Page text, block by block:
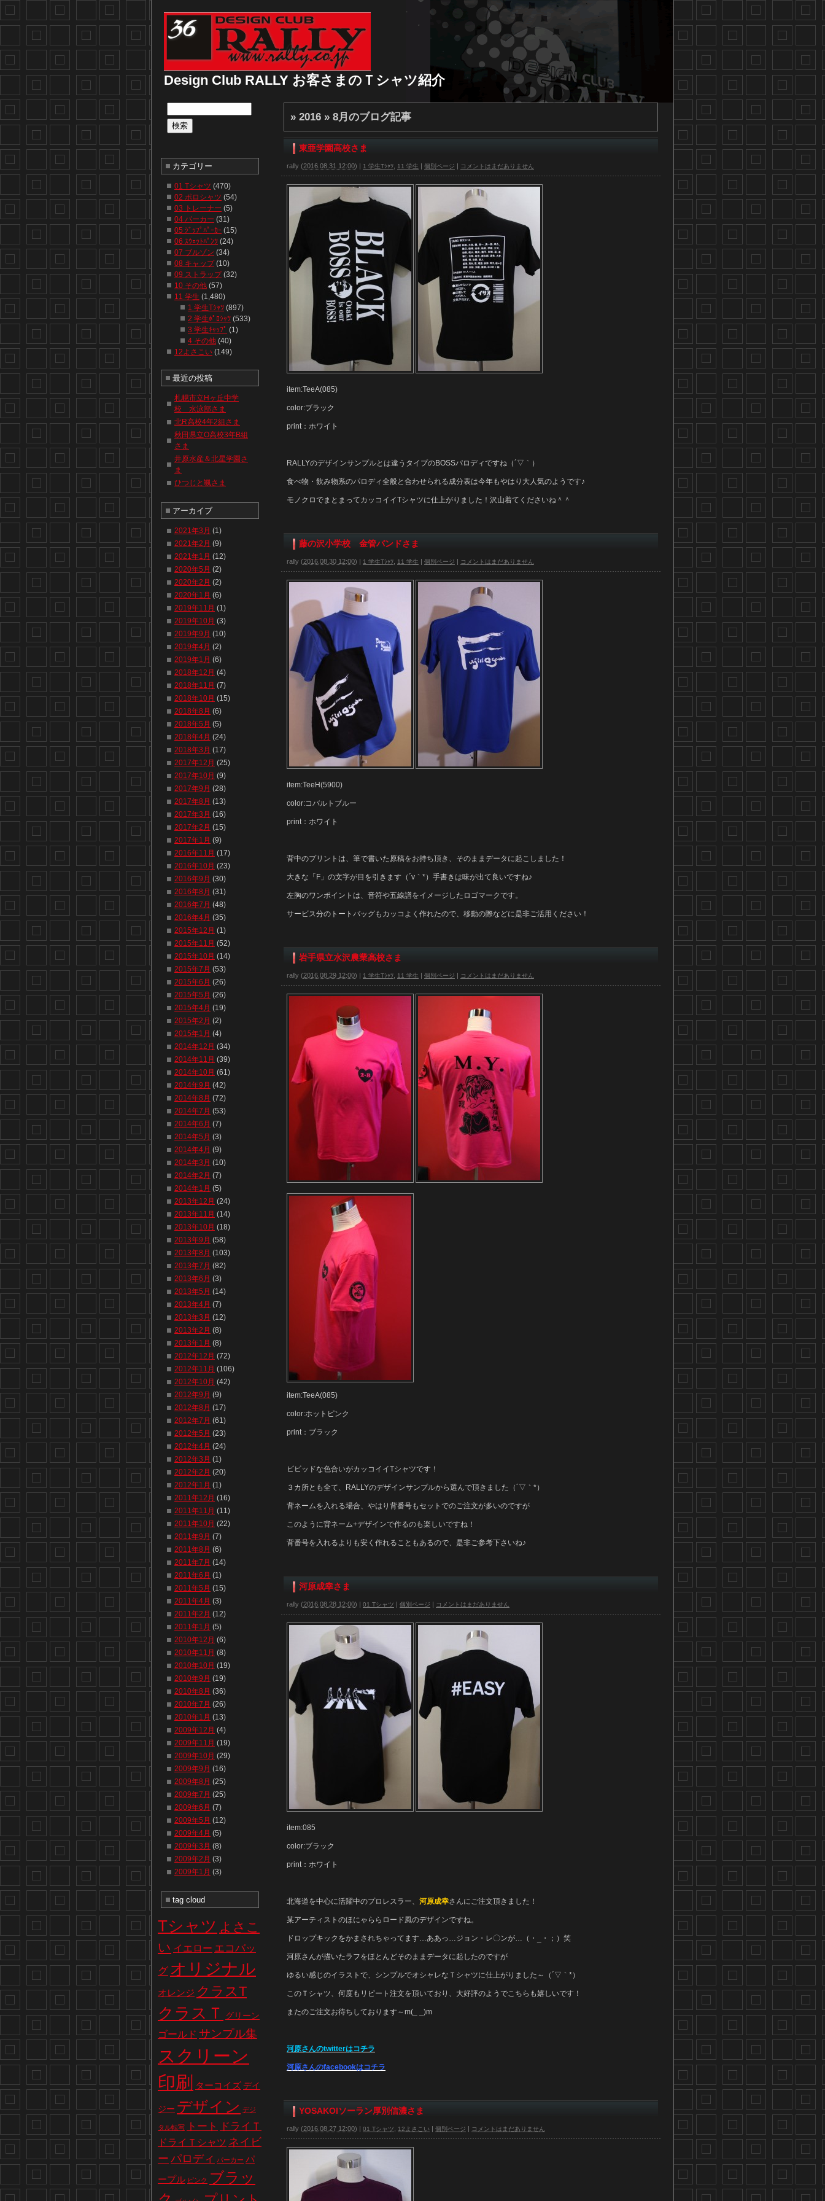
Design Club RALLY お客さまのＴシャツ紹介
» 2016 » 8月 のブログ記事
東亜学園高校さま
rally (2016.08.31 12:00) | 1 学生Tｼｬﾂ 11 学生 | 個別ページ | コメントはまだありません
item:TeeA(085)
color:ブラック
print：ホワイト
RALLYのデザインサンプルとは違うタイプのBOSSパロディですね（´▽｀）
食べ物・飲み物系のパロディ全般と合わせられる成分表は今年もやはり大人気のようです♪
モノクロでまとまってカッコイイTシャツに仕上がりました！沢山着てくださいね＾＾
藤の沢小学校 金管バンドさま
rally (2016.08.30 12:00) | 1 学生Tｼｬﾂ 11 学生 | 個別ページ | コメントはまだありません
item:TeeH(5900)
color:コバルトブルー
print：ホワイト
背中のプリントは、筆で書いた原稿をお持ち頂き、そのままデータに起こしました！
大きな「F」の文字が目を引きます（´v｀*）手書きは味が出て良いですね♪
左胸のワンポイントは、音符や五線譜をイメージしたロゴマークです。
サービス分のトートバッグもカッコよく作れたので、移動の際などに是非ご活用ください！
岩手県立水沢農業高校さま
rally (2016.08.29 12:00) | 1 学生Tｼｬﾂ 11 学生 | 個別ページ | コメントはまだありません
item:TeeA(085)
color:ホットピンク
print：ブラック
ビビッドな色合いがカッコイイTシャツです！
３カ所とも全て、RALLYのデザインサンプルから選んで頂きました（´▽｀*）
背ネームを入れる場合、やはり背番号もセットでのご注文が多いのですが
このように背ネーム+デザインで作るのも楽しいですね！
背番号を入れるよりも安く作れることもあるので、是非ご参考下さいね♪
河原成幸さま
rally (2016.08.28 12:00) | 01 Tシャツ | 個別ページ | コメントはまだありません
item:085
color:ブラック
print：ホワイト
北海道を中心に活躍中のプロレスラー、 河原成幸さんにご注文頂きました！
某アーティストのほにゃららロード風のデザインですね。
ドロップキックをかまされちゃってます…ああっ…ジョン・レ〇ンが…（・_・；）笑
河原さんが描いたラフをほとんどそのままデータに起したのですが
ゆるい感じのイラストで、シンプルでオシャレなＴシャツに仕上がりました～（´▽｀*）
このＴシャツ、何度もリピート注文を頂いており、大好評のようでこちらも嬉しいです！
またのご注文お待ちしております～m(_ _)m
河原さんのtwitterはコチラ
河原さんのfacebookはコチラ
YOSAKOIソーラン厚別信濃さま
rally (2016.08.27 12:00) | 01 Tシャツ 12よさこい | 個別ページ | コメントはまだありません
カテゴリー
01 Tシャツ (470)
02 ポロシャツ (54)
03 トレーナー (5)
04 パーカー (31)
05 ｼﾞｯﾌﾟﾊﾟｰｶｰ (15)
06 ｽｳｪｯﾄﾊﾟﾝﾂ (24)
07 ブルゾン (34)
08 キャップ(10)
09 ストラップ(32)
10 その他 (57)
11 学生 (1,480)
1 学生Tｼｬﾂ (897)
2 学生ﾎﾟﾛｼｬﾂ (533)
3 学生ｷｬｯﾌﾟ (1)
4 その他 (40)
12よさこい (149)
最近の投稿
札幌市立Hヶ丘中学
校 水泳部さま
北R高校4年2組さま
秋田県立O高校3年B組
さま
井原水産＆北星学園さ
ま
ひつじと颯さま
アーカイブ
2021年3月 (1)
2021年2月 (9)
2021年1月 (12)
2020年5月 (2)
2020年2月 (2)
2020年1月 (6)
2019年11月 (1)
2019年10月 (3)
2019年9月 (10)
2019年4月 (2)
2019年1月 (6)
2018年12月 (4)
2018年11月 (7)
2018年10月 (15)
2018年8月 (6)
2018年5月 (5)
2018年4月 (24)
2018年3月 (17)
2017年12月 (25)
2017年10月 (9)
2017年9月 (28)
2017年8月 (13)
2017年3月 (16)
2017年2月 (15)
2017年1月 (9)
2016年11月 (17)
2016年10月 (23)
2016年9月 (30)
2016年8月 (31)
2016年7月 (48)
2016年4月 (35)
2015年12月 (1)
2015年11月 (52)
2015年10月 (14)
2015年7月 (53)
2015年6月 (26)
2015年5月 (26)
2015年4月 (19)
2015年2月 (2)
2015年1月 (4)
2014年12月 (34)
2014年11月 (39)
2014年10月 (61)
2014年9月 (42)
2014年8月 (72)
2014年7月 (53)
2014年6月 (7)
2014年5月 (3)
2014年4月 (9)
2014年3月 (10)
2014年2月 (7)
2014年1月 (5)
2013年12月 (24)
2013年11月 (14)
2013年10月 (18)
2013年9月 (58)
2013年8月 (103)
2013年7月 (82)
2013年6月 (3)
2013年5月 (14)
2013年4月 (7)
2013年3月 (12)
2013年2月 (8)
2013年1月 (8)
2012年12月 (72)
2012年11月 (106)
2012年10月 (42)
2012年9月 (9)
2012年8月 (17)
2012年7月 (61)
2012年5月 (23)
2012年4月 (24)
2012年3月 (1)
2012年2月 (20)
2012年1月 (1)
2011年12月 (16)
2011年11月 (11)
2011年10月 (22)
2011年9月 (7)
2011年8月 (6)
2011年7月 (14)
2011年6月 (1)
2011年5月 (15)
2011年4月 (3)
2011年2月 (12)
2011年1月 (5)
2010年12月 (6)
2010年11月 (8)
2010年10月 (19)
2010年9月 (19)
2010年8月 (36)
2010年7月 (26)
2010年1月 (13)
2009年12月 (4)
2009年11月 (19)
2009年10月 (29)
2009年9月 (16)
2009年8月 (25)
2009年7月 (25)
2009年6月 (7)
2009年5月 (12)
2009年4月 (5)
2009年3月 (8)
2009年2月 (3)
2009年1月 (3)
tag cloud
Tシャツ よさこ
い イエロー エコバッ
グ オリジナル
オレンジ クラスT
クラスＴ グリーン
ゴールド サンプル集
スクリーン
印刷
ターコイズ デイ
ジー デザイン デジ
タル転写 トート ドライＴ
ドライＴシャツ ネイビ
ー パロディ パーカー パ
ープル ピンク ブラッ